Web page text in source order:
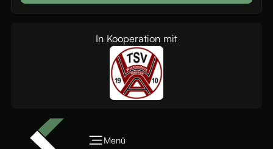
In Kooperation mit
Menü